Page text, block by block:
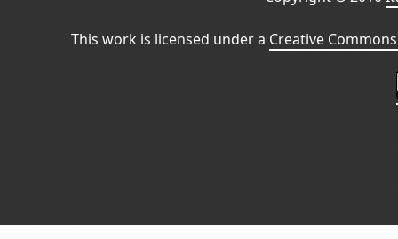
This work is licensed under a Creative